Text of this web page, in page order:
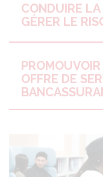
CONDUIRE
GÉRER LE
OFFRE DE